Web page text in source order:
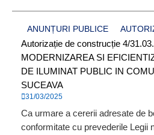
ANUNȚURI PUBLICE
Autorizație de construcție 4/
MODERNIZAREA SI
DE ILUMINAT PUBLIC IN
SUCEAVA
31/03/2025
Ca urmare a cererii adresate de
conformitate cu prevederile Legii